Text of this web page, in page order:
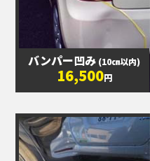
バンパー凹み (10㎝以内)
16,500円